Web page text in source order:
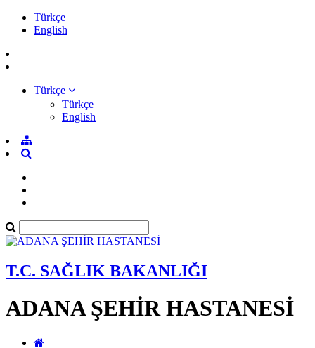
Türkçe
English
Türkçe
Türkçe
English
T.C. SAĞLIK BAKANLIĞI
ADANA ŞEHİR HASTANESİ